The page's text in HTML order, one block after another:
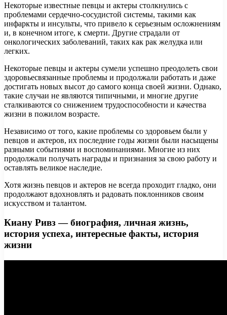
Некоторые известные певцы и актеры столкнулись с
проблемами сердечно-сосудистой системы, такими как
инфаркты и инсульты, что привело к серьезным осложнениям
и, в конечном итоге, к смерти. Другие страдали от
онкологических заболеваний, таких как рак желудка или
легких.
Некоторые певцы и актеры сумели успешно преодолеть свои
здоровьесвязанные проблемы и продолжали работать и даже
достигать новых высот до самого конца своей жизни. Однако,
такие случаи не являются типичными, и многие другие
сталкиваются со снижением трудоспособности и качества
жизни в пожилом возрасте.
Независимо от того, какие проблемы со здоровьем были у
певцов и актеров, их последние годы жизни были насыщены
разными событиями и воспоминаниями. Многие из них
продолжали получать награды и признания за свою работу и
оставлять великое наследие.
Хотя жизнь певцов и актеров не всегда проходит гладко, они
продолжают вдохновлять и радовать поклонников своим
искусством и талантом.
Киану Ривз — биография, личная жизнь,
история успеха, интересные факты, история
жизни